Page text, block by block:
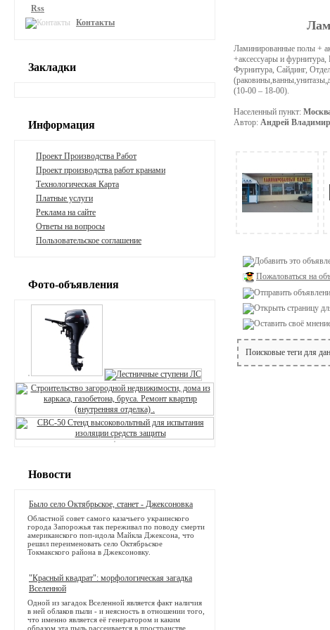
Ламинированные полы +
+аксессуары и
Фурнитура, Сайдинг,
(10-00 – 18-00).
Населенный пункт:
Автор: Андрей
Пожаловаться на
Поисковые теги для
Rss
Контакты
Закладки
Информация
Проект Производства Работ
Проект производства работ кранами
Технологическая Карта
Платные услуги
Реклама на сайте
Ответы на вопросы
Пользовательское соглашение
Фото-объявления
Новости
Было село Октябрьское, станет - Джексоновка
Областной совет самого казачьего украинского
города Запорожья так переживал по поводу смерти
американского поп-идола Майкла Джексона, что
решил переименовать село Октябрьское
Токмакского района в Джексоновку.
"Красный квадрат": морфологическая загадка
Вселенной
Одной из загадок Вселенной является факт наличия
в ней облаков пыли - и неясность в отношении того,
что именно является её генератором и каким
образом эта пыль рассеивается в пространстве.